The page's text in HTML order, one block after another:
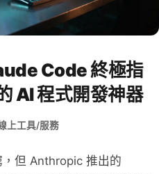
Code 終極指
AI 程式開發神器
上工具/服務
但 Anthropic 推出的